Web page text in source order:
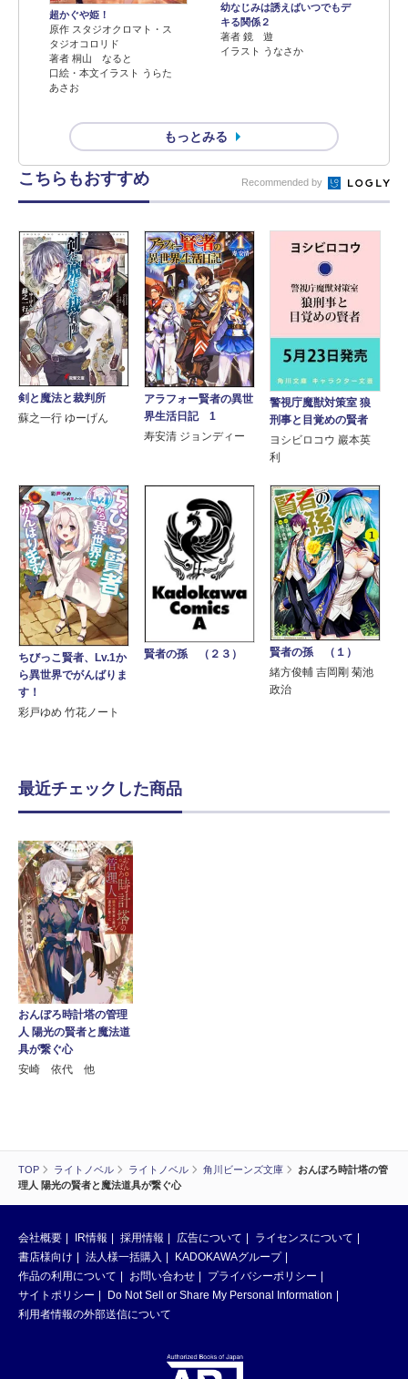
TOP ライトノベル ライトノベル 角川ビーンズ文庫
おんぼろ時計塔の管
理人 陽光の賢者と魔法道具が繋ぐ心
超かぐや姫！
原作 スタジオクロマト・ス
タジオコロリド
著者 桐山 なると
口絵・本文イラスト うらた
あさお
幼なじみは誘えばいつでもデ
キる関係２
著者 鏡 遊
イラスト うなさか
もっとみる
こちらもおすすめ Recommended by
剣と魔法と裁判所
蘇之一行 ゆーげん
アラフォー賢者の異世
界生活日記 1
寿安清 ジョンディー
警視庁魔獣対策室 狼
刑事と目覚めの賢者
ヨシビロコウ 巖本英
利
ちびっこ賢者、Lv.1か
ら異世界でがんばりま
す！
彩戸ゆめ 竹花ノート
賢者の孫 （２３）
賢者の孫 （１）
緒方俊輔 吉岡剛 菊池
政治
最近チェックした商品
おんぼろ時計塔の管理
人 陽光の賢者と魔法道
具が繋ぐ心
安崎 依代 他
会社概要 IR情報 採用情報 広告について
ライセンスについて
書店様向け
法人様一括購入
KADOKAWAグループ
作品の利用について
お問い合わせ
プライバシーポリシー
サイトポリシー
Do Not Sell or Share My Personal Information
利用者情報の外部送信について